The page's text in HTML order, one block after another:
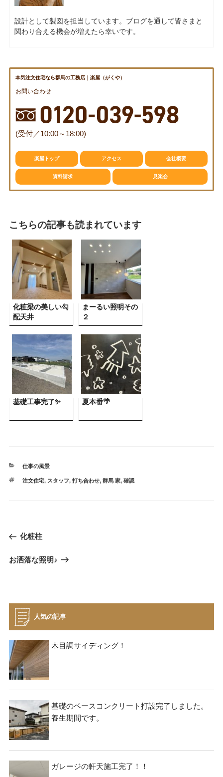
設計として製図を担当しています。ブログを通して皆さまと
関わり合える機会が増えたら幸いです。
本気注文住宅なら群馬の工務店｜楽屋（がくや）
お問い合わせ
(受付／10:00～18:00)
楽屋トップ アクセス 会社概要
資料請求 見楽会
こちらの記事も読まれています
化粧梁の美しい勾
配天井
まーるい照明その
２
基礎工事完了✨ 夏本番🌴
カ
ゴ
仕事の風景
タ
注文住宅, スタッフ,打ち合わせ,群馬 家,確認
ナ
シ
ョ
ン
過
の
化粧柱
次
お洒落な照明♪
人気の記事
木目調サイディング！
基礎のベースコンクリート打設完了しました。
養生期間です。
ガレージの軒天施工完了！！
索:
お問い合わせ
資料請求 見楽会